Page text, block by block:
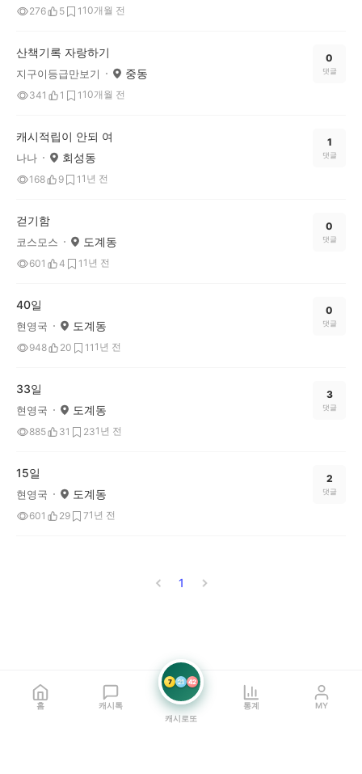
276 5 1 10개월 전
산책기록 자랑하기
지구이등급만보기 중동
341 1 1 10개월 전
0
댓글
캐시적립이 안되 여
나나 회성동
168 9 1 1년 전
1
댓글
걷기함
코스모스 도계동
601 4 1 1년 전
0
댓글
40일
현영국 도계동
948 20 11 1년 전
0
댓글
33일
현영국 도계동
885 31 231년 전
3
댓글
15일
현영국 도계동
601 29 71년 전
2
댓글
1
홈 캐시톡
7 21 42
캐시로또
통계 MY